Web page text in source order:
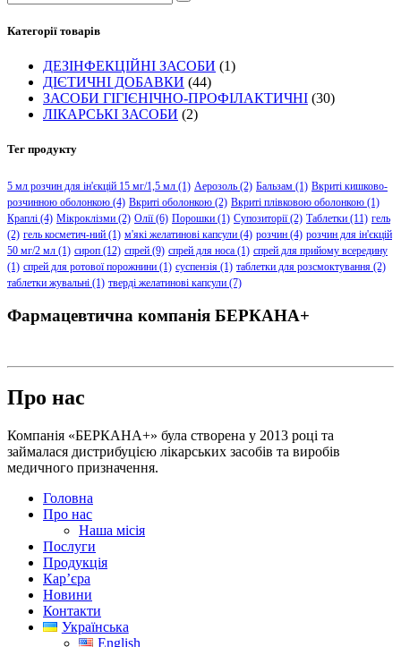
Категорії товарів
ДЕЗІНФЕКЦІЙНІ ЗАСОБИ (1)
ДІЄТИЧНІ ДОБАВКИ (44)
ЗАСОБИ ГІГІЄНІЧНО-ПРОФІЛАКТИЧНІ (30)
ЛІКАРСЬКІ ЗАСОБИ (2)
Тег продукту
5 мл розчин для ін'єкцій 15 мг/1,5 мл (1) Аерозоль (2) Бальзам (1) Вкриті кишково-
розчинною оболонкою (4) Вкриті оболонкою (2) Вкриті плівковою оболонкою (1)
Краплі (4) Мікроклізми (2) Олії(6) Порошки (1) Супозиторії(2) Таблетки (11) гель
(2) гель косметич-ний (1) м'які желатинові капсули (4) розчин (4) розчин для ін'єкцій
50 мг/2 мл (1) сироп (12) спрей (9) спрей для носа (1) спрей для прийому всередину
(1) спрей для ротової порожнини (1) суспензія (1) таблетки для розсмоктування (2)
таблетки жувальні (1) тверді желатинові капсули (7)
Фармацевтична компанія БЕРКАНА+
Про нас
Компанія «БЕРКАНА+» була створена у 2013 році та
займалася дистрибуцією лікарських засобів та виробів
медичного призначення.
Головна
Про нас
Наша місія
Послуги
Продукція
Кар’єра
Новини
Контакти
Українська
English